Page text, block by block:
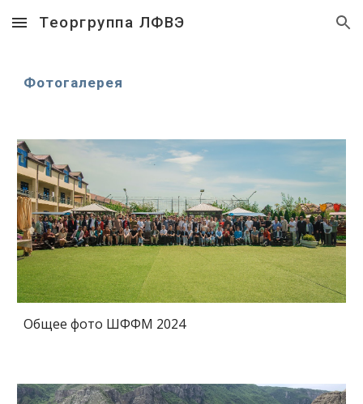
Skip to main content Skip to navigation
Теоргруппа ЛФВЭ
Фотогалерея
Общее фото ШФФМ 2024